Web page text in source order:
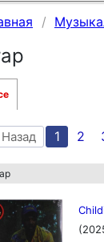
1 2